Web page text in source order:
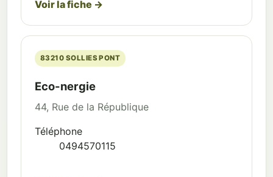
Voir la fiche →
83210 SOLLIES PONT
Eco-nergie
44, Rue de la République
Téléphone
0494570115